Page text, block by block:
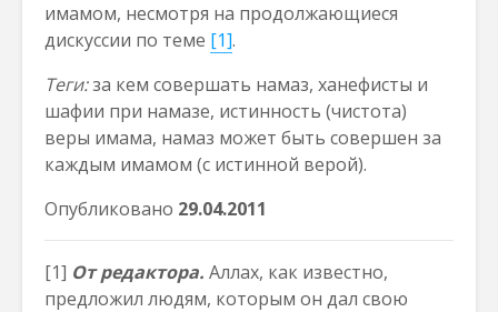
имамом, несмотря на продолжающиеся
дискуссии по теме [1].
Теги:за кем совершать намаз, ханефисты и
шафии при намазе, истинность (чистота)
веры имама, намаз может быть совершен за
каждым имамом (с истинной верой).
Опубликовано 29.04.2011
[1] От редактора. Аллах, как известно,
предложил людям, которым он дал свою